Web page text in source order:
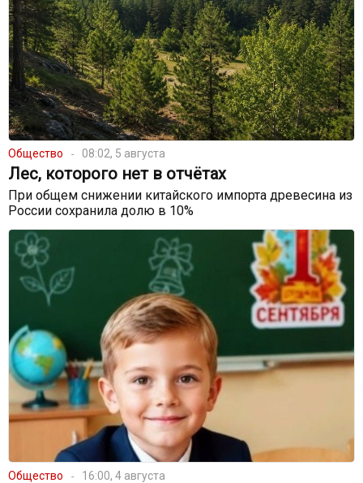
Общество 08:02, 5 августа
Лес, которого нет в отчётах
При общем снижении китайского импорта древесина из
России сохранила долю в 10%
Общество 16:00, 4 августа